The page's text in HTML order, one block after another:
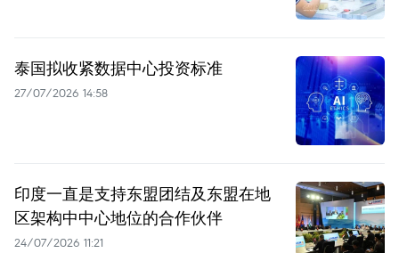
泰国拟收紧数据中心投资标准
27/07/2026 14:58
印度一直是支持东盟团结及东盟在地
区架构中中心地位的合作伙伴
24/07/2026 11:21